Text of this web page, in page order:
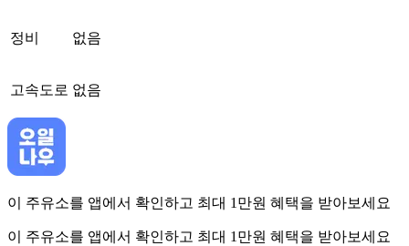
정비 없음
고속도로 없음
이 주유소를 앱에서 확인하고 최대 1만원 혜택을 받아보세요
이 주유소를 앱에서 확인하고 최대 1만원 혜택을 받아보세요